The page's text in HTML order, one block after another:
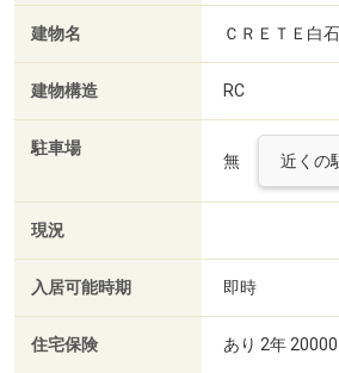
建物名 ＣＲＥＴＥ白石
建物構造 RC
駐車場
無 近くの
現況
入居可能時期 即時
住宅保険 あり 2年 20000